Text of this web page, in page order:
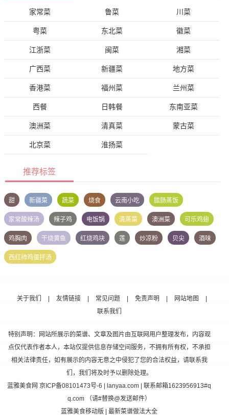
家常菜 鲁菜 川菜
粤菜 东北菜 徽菜
江浙菜 闽菜 湘菜
广西菜 新疆菜 地方菜
香港菜 福州菜 兰州菜
西餐 日韩餐 东南亚菜
澳洲菜 清真菜 蒙古菜
北京菜 淮扬菜
推荐标签
甜 新疆菜 蔬菜 烧食 云南小吃 腊肠蒸饭
家常酸辣汤 辣子鸡 电饭锅 清蒸菜 澳洲菜 可乐鸡翅
鸡胸肉 干烧黄鱼 红烧鸡块 莲 炒凉粉 贝尖 酒味
西红柿鸡蛋拌汤
关于我们 友情链接 常见问题 免责声明 网站地图
联系我们
特别声明：网站所展示的菜谱、文章及图片由互联网用户整理发布，内容观
点仅代表作者本人，本站仅提供信息存储空间服务，不拥有所有权，不承担
相关法律责任，如有展示的内容无意之中侵犯了您的合法权益，请联系我
们，我们将及时予以删除处理。
蓝雅美食网 京ICP备08101473号-6 | lanyaa.com | 联系邮箱1623956913#q
q.com （请#替换@发送邮件）
蓝雅美食移动版 | 最新菜谱做法大全